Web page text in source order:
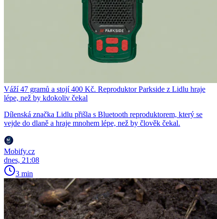
Váží 47 gramů a stojí 400 Kč. Reproduktor Parkside z Lidlu hraje
lépe, než by kdokoliv čekal
Dílenská značka Lidlu přišla s Bluetooth reproduktorem, který se
vejde do dlaně a hraje mnohem lépe, než by člověk čekal.
Mobify.cz
dnes, 21:08
3 min